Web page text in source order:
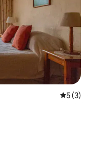
レビュー
5 (3)